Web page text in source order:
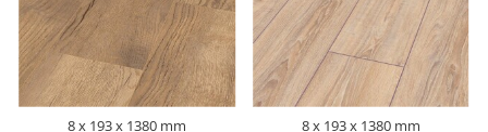
8 x 193 x 1380 mm 8 x 193 x 1380 mm